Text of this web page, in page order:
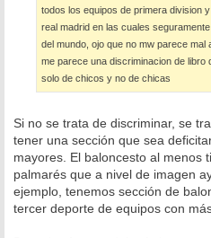
todos los equipos de primera division
real madrid en las cuales
del mundo, ojo que no mw parece
me parece una discriminacion de libro
solo de chicos y no de chicas
Si no se trata de discriminar, se
tener una sección que sea
mayores. El baloncesto al menos
palmarés que a nivel de imagen
ejemplo, tenemos sección de
tercer deporte de equipos con